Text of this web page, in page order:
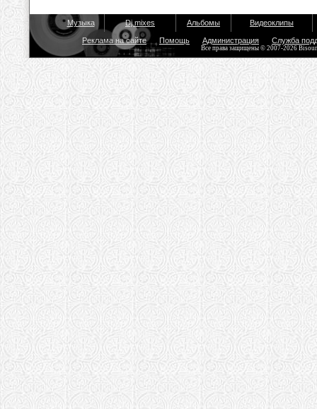
Музыка Dj mixes Альбомы Видеоклипы
Реклама на сайте Помощь Администрация Служба
Все права защищены © 2007-2026